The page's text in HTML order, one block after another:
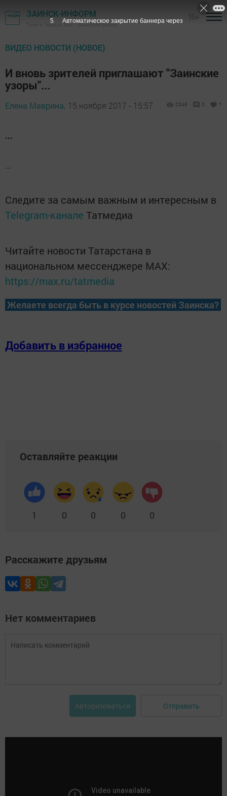
ЗАИНСК-ИНФОРМ
Газета "Новый Зай" - Заинский район
ВИДЕО НОВОСТИ (НОВОЕ)
И вновь зрителей приглашают "Заинские
узоры"...
Елена Маврина, 15 ноября 2017 - 15:57 2546 0 1
...
...
Следите за самым важным и интересным в
Telegram-канале Татмедиа
Читайте новости Татарстана в
национальном мессенджере MАХ:
https://max.ru/tatmedia
Желаете всегда быть в курсе новостей Заинска?
Добавить в избранное
Оставляйте реакции
1 0 0 0 0
Расскажите друзьям
Нет комментариев
Авторизоваться Отправить
5 Автоматическое закрытие баннера через